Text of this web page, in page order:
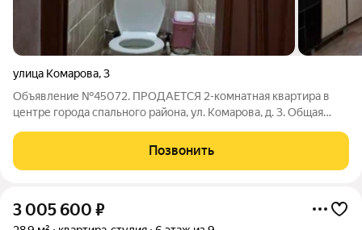
улица Комарова,3
Объявление №45072. ПРОДАЕТСЯ 2-комнатная квартира в
центре города спального района, ул. Комарова, д. 3. Общая
кирпичного дома. Описание квартиры: Санузел: раздельный
Окна: пластиковые Ванная
Позвонить
3 005 600 ₽